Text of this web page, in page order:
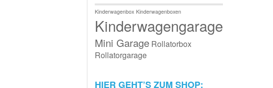
Kinderwagenbox Kinderwagenboxen
Kinderwagengarage
Mini Garage Rollatorbox
Rollatorgarage
HIER GEHT’S ZUM SHOP: